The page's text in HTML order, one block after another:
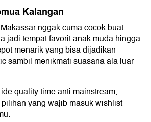
Kalangan
nggak cuma cocok buat
jadi tempat favorit anak muda hingga
menarik yang bisa dijadikan
sambil menikmati suasana ala luar
quality time anti mainstream,
yang wajib masuk wishlist